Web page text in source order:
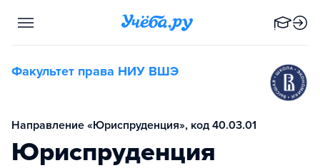
Факультет права НИУ ВШЭ
Направление «Юриспруденция», код 40.03.01
Юриспруденция